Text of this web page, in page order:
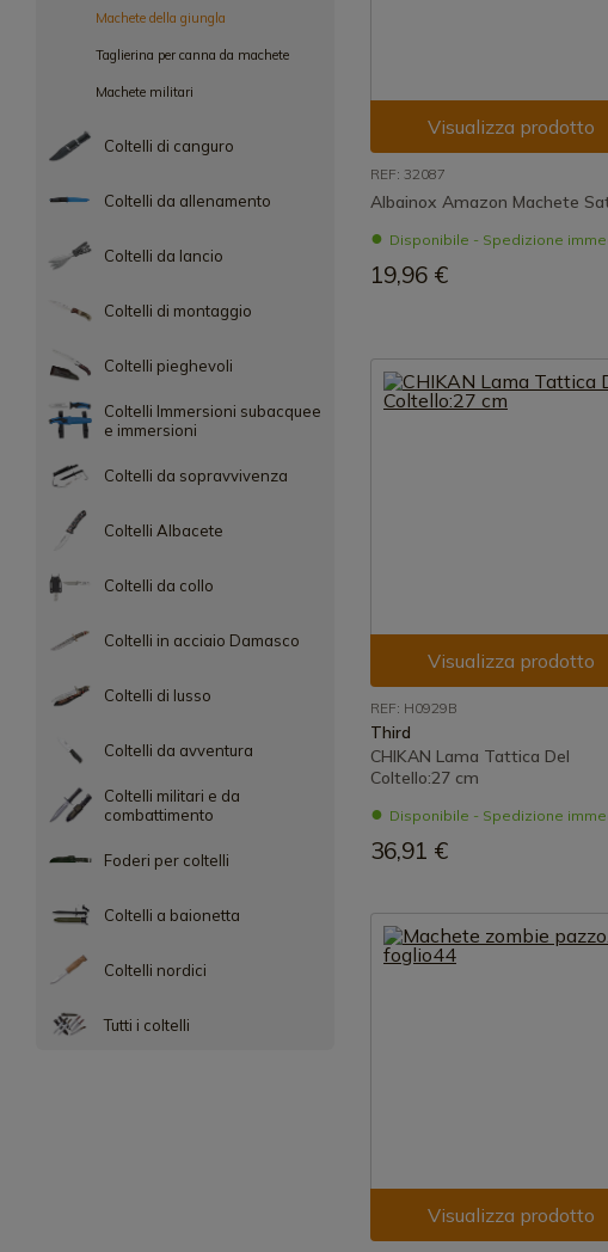
Machete della giungla
Taglierina per canna da machete
Machete militari
Coltelli di canguro
Coltelli da allenamento
Coltelli da lancio
Coltelli di montaggio
Coltelli pieghevoli
Coltelli Immersioni subacquee
e immersioni
Coltelli da sopravvivenza
Coltelli Albacete
Coltelli da collo
Coltelli in acciaio Damasco
Coltelli di lusso
Coltelli da avventura
Coltelli militari e da
combattimento
Foderi per coltelli
Coltelli a baionetta
Coltelli nordici
Tutti i coltelli
Visualizza prodotto
REF: 32087
Albainox Amazon Machete
Disponibile - Spedizione
19,96 €
Visualizza prodotto
REF: H0929B
Third
CHIKAN Lama Tattica Del
Coltello:27 cm
Disponibile - Spedizione
36,91 €
Visualizza prodotto